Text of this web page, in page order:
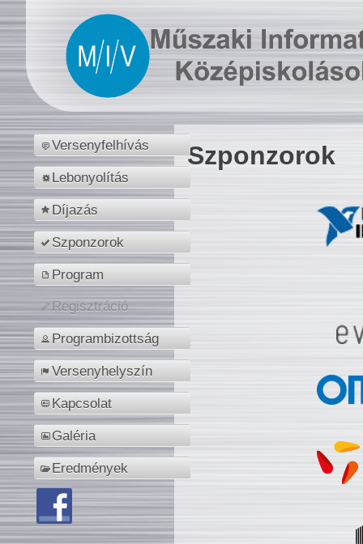
Versenyfelhívás
Lebonyolítás
Díjazás
Szponzorok
Program
Regisztráció
Programbizottság
Versenyhelyszín
Kapcsolat
Galéria
Eredmények
Szponzorok